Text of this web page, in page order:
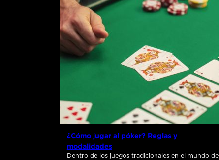
¿Cómo jugar al póker? Reglas y
modalidades
Dentro de los juegos tradicionales en el mundo de